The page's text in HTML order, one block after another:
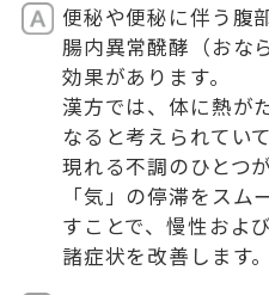
便秘や便秘に伴う腹
腸内異常醗酵（おな
効果があります。
漢方では、体に熱が
なると考えられてい
現れる不調のひとつ
「気」の停滞をスム
すことで、慢性およ
諸症状を改善します。